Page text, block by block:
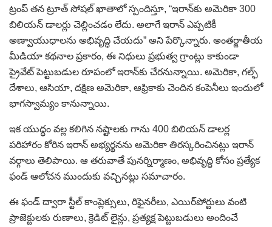
ట్రంప్ తన ట్రూత్ సోషల్ ఖాతాలో స్పందిస్తూ, “ఇరాన్‌కు అమెరికా 300
బిలియన్ డాలర్లు చెల్లించడం లేదు. అలాగే ఇరాన్ ఎప్పటికీ
అణ్వాయుధాలను అభివృద్ధి చేయదు” అని పేర్కొన్నారు. అంతర్జాతీయ
మీడియా కథనాల ప్రకారం, ఈ నిధులు ప్రభుత్వ గ్రాంట్లు కాకుండా
ప్రైవేట్ పెట్టుబడుల రూపంలో ఇరాన్‌కు చేరనున్నాయి. అమెరికా, గల్ఫ్
దేశాలు, ఆసియా, దక్షిణ అమెరికా, ఆఫ్రికాకు చెందిన కంపెనీలు ఇందులో
భాగస్వామ్యం కానున్నాయి.
ఇక యుద్ధం వల్ల కలిగిన నష్టాలకు గాను 400 బిలియన్ డాలర్ల
పరిహారం కోరిన ఇరాన్ అభ్యర్థనను అమెరికా తిరస్కరించినట్లు ఇరాన్
వర్గాలు తెలిపాయి. ఆ తరువాతే పునర్నిర్మాణం, అభివృద్ధి కోసం ప్రత్యేక
ఫండ్ ఆలోచన ముందుకు వచ్చినట్లు సమాచారం.
ఈ ఫండ్ ద్వారా స్టీల్ కాంప్లెక్సులు, రిఫైనరీలు, ఎయిర్‌పోర్టులు వంటి
ప్రాజెక్టులకు రుణాలు, క్రెడిట్ లైన్లు, ప్రత్యక్ష పెట్టుబడులు అందించే